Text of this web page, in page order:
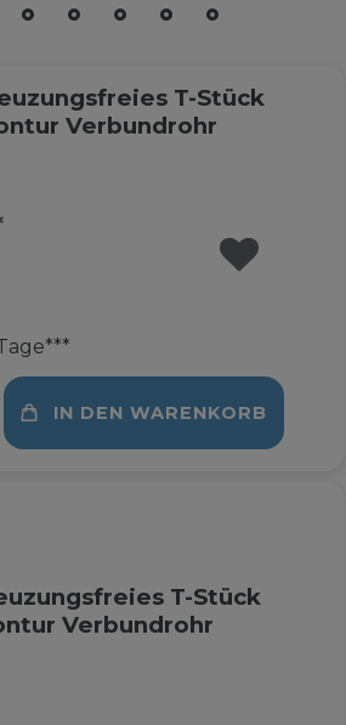
T-Stück
Verbundrohr
IN DEN WARENKORB
T-Stück
Verbundrohr